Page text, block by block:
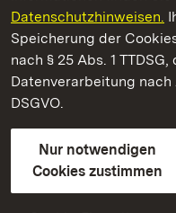
Datenschutzhinweisen.
Speicherung der
nach § 25 Abs. 1
Datenverarbeitung nach
DSGVO.
Nur notwendigen
Cookies zustimmen
Staatliche Schlösser und
Staatliche Schlösser
Kontakt
Gebärdensprache
Erklärung zur
BITV-konform (geprüfte